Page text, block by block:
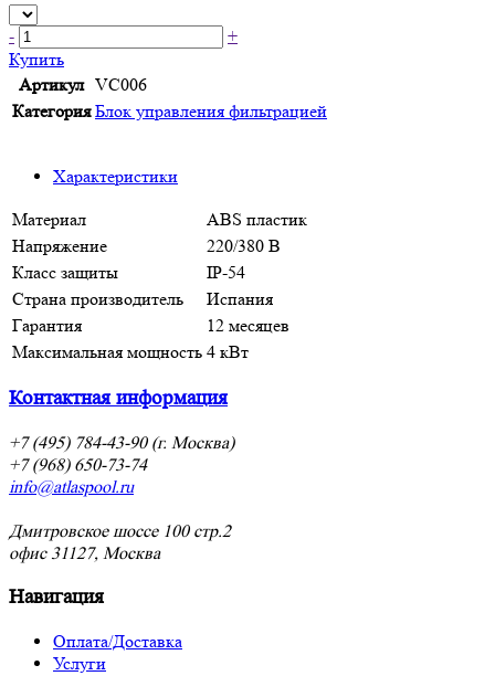
-
+
Купить
Артикул VC006
Категория Блок управления фильтрацией
Характеристики
Материал
ABS пластик
Напряжение
220/380 В
Класс защиты
IP-54
Страна производитель
Испания
Гарантия
12 месяцев
Максимальная мощность 4 кВт
Контактная информация
+7 (495) 784-43-90 (г. Москва)
+7 (968) 650-73-74
info@atlaspool.ru
Дмитровское шоссе 100 стр.2
офис 31127, Москва
Навигация
Оплата/Доставка
Услуги